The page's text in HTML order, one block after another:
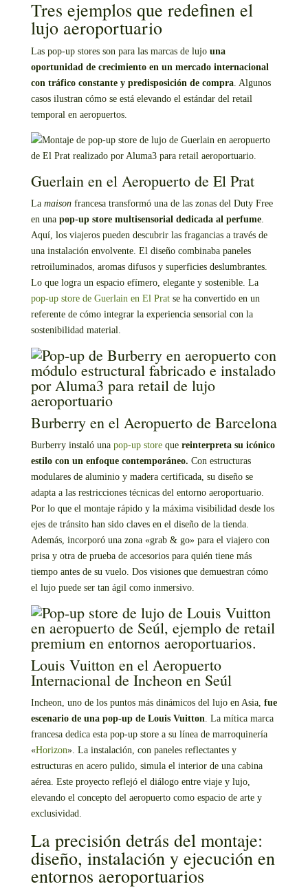
Tres ejemplos que redefinen el
lujo aeroportuario
Las pop-up stores son para las marcas de lujo una
oportunidad de crecimiento en un mercado internacional
con tráfico constante y predisposición de compra. Algunos
casos ilustran cómo se está elevando el estándar del retail
temporal en aeropuertos.
Guerlain en el Aeropuerto de El Prat
La maisonfrancesa transformó una de las zonas del Duty Free
en una pop-up store multisensorial dedicada al perfume.
Aquí, los viajeros pueden descubrir las fragancias a través de
una instalación envolvente. El diseño combinaba paneles
retroiluminados, aromas difusos y superficies deslumbrantes.
Lo que logra un espacio efímero, elegante y sostenible. La
pop-up store de Guerlain en El Pratse ha convertido en un
referente de cómo integrar la experiencia sensorial con la
sostenibilidad material.
Burberry en el Aeropuerto de Barcelona
Burberry instaló una pop-up storeque reinterpreta su icónico
estilo con un enfoque contemporáneo. Con estructuras
modulares de aluminio y madera certificada, su diseño se
adapta a las restricciones técnicas del entorno aeroportuario.
Por lo que el montaje rápido y la máxima visibilidad desde los
ejes de tránsito han sido claves en el diseño de la tienda.
Además, incorporó una zona «grab & go» para el viajero con
prisa y otra de prueba de accesorios para quién tiene más
tiempo antes de su vuelo. Dos visiones que demuestran cómo
el lujo puede ser tan ágil como inmersivo.
Louis Vuitton en el Aeropuerto
Internacional de Incheon en Seúl
Incheon, uno de los puntos más dinámicos del lujo en Asia, fue
escenario de una pop-up de Louis Vuitton . La mítica marca
francesa dedica esta pop-up store a su línea de marroquinería
«Horizon». La instalación, con paneles reflectantes y
estructuras en acero pulido, simula el interior de una cabina
aérea. Este proyecto reflejó el diálogo entre viaje y lujo,
elevando el concepto del aeropuerto como espacio de arte y
exclusividad.
La precisión detrás del montaje:
diseño, instalación y ejecución en
entornos aeroportuarios